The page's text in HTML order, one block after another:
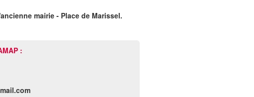
mairie - Place de Marissel.
: